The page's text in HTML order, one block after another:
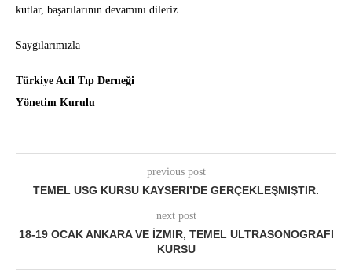
kutlar, başarılarının devamını dileriz.
Saygılarımızla
Türkiye Acil Tıp Derneği
Yönetim Kurulu
previous post
TEMEL USG KURSU KAYSERI’DE GERÇEKLEŞMIŞTIR.
next post
18-19 OCAK ANKARA VE İZMIR, TEMEL ULTRASONOGRAFI
KURSU